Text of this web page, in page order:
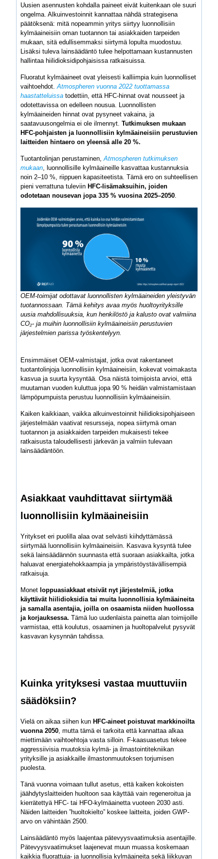
Uusien asennusten kohdalla paineet eivät kuitenkaan ole suuri
ongelma. Alkuinvestoinnit kannattaa nähdä strategisena
päätöksenä: mitä nopeammin yritys siirtyy luonnollisiin
kylmäaineisiin oman tuotannon tai asiakkaiden tarpeiden
mukaan, sitä edullisemmaksi siirtymä lopulta muodostuu.
Lisäksi tuleva lainsäädäntö tulee helpottamaan kustannusten
hallintaa hiilidioksidipohjaisissa ratkaisuissa.
Fluoratut kylmäaineet ovat yleisesti kalliimpia kuin luonnolliset
vaihtoehdot.Atmospheren vuonna 2022 tuottamassa
haastatteluissatodettiin, että HFC-hinnat ovat nousseet ja
odotettavissa on edelleen nousua. Luonnollisten
kylmäaineiden hinnat ovat pysyneet vakaina, ja
saatavuusongelmia ei ole ilmennyt. Tutkimuksen mukaan
HFC-pohjaisten ja luonnollisiin kylmäaineisiin perustuvien
laitteiden hintaero on yleensä alle 20 %.
Tuotantolinjan perustaminen,Atmospheren tutkimuksen
mukaan, luonnollisille kylmäaineille kasvattaa kustannuksia
noin 2–10 %, riippuen kapasiteetista. Tämä ero on suhteellisen
pieni verrattuna tuleviin HFC-lisämaksuihin, joiden
odotetaan nousevan jopa 335 % vuosina 2025–2050.
OEM-toimijat odottavat luonnollisten kylmäaineiden yleistyvän
tuotannossaan. Tämä kehitys avaa myös huoltoyrityksille
uusia mahdollisuuksia, kun henkilöstö ja kalusto ovat valmiina
CO₂- ja muihin luonnollisiin kylmäaineisiin perustuvien
järjestelmien parissa työskentelyyn.
Ensimmäiset OEM-valmistajat, jotka ovat rakentaneet
tuotantolinjoja luonnollisiin kylmäaineisiin, kokevat voimakasta
kasvua ja suurta kysyntää. Osa näistä toimijoista arvioi, että
muutaman vuoden kuluttua jopa 90 % heidän valmistamistaan
lämpöpumpuista perustuu luonnollisiin kylmäaineisiin.
Kaiken kaikkiaan, vaikka alkuinvestoinnit hiilidioksipohjaiseen
järjestelmään vaativat resursseja, nopea siirtymä oman
tuotannon ja asiakkaiden tarpeiden mukaisesti tekee
ratkaisusta taloudellisesti järkevän ja valmiin tulevaan
lainsäädäntöön.
Asiakkaat vauhdittavat siirtymää
luonnollisiin kylmäaineisiin
Yritykset eri puolilla alaa ovat selvästi kiihdyttämässä
siirtymää luonnollisiin kylmäaineisiin. Kasvava kysyntä tulee
sekä lainsäädännön suunnasta että suoraan asiakkailta, jotka
haluavat energiatehokkaampia ja ympäristöystävällisempiä
ratkaisuja.
Monet loppuasiakkaat etsivät nyt järjestelmiä, jotka
käyttävät hiilidioksidia tai muita luonnollisia kylmäaineita
ja samalla asentajia, joilla on osaamista niiden huollossa
ja korjauksessa. Tämä luo uudenlaista painetta alan toimijoille
varmistaa, että koulutus, osaaminen ja huoltopalvelut pysyvät
kasvavan kysynnän tahdissa.
Kuinka yrityksesi vastaa muuttuviin
säädöksiin?
Vielä on aikaa siihen kun HFC-aineet poistuvat markkinoilta
vuonna 2050, mutta tämä ei tarkoita että kannattaa alkaa
miettimään vaihtoehtoja vasta silloin. F-kaasuasetus tekee
aggressiivisia muutoksia kylmä- ja ilmastointitekniikan
yrityksille ja asiakkaille ilmastonmuutoksen torjumisen
puolesta.
Tänä vuonna voimaan tullut asetus, että kaiken kokoisten
jäähdytyslaitteiden huoltoon saa käyttää vain regeneroitua ja
kierrätettyä HFC- tai HFO-kylmäainetta vuoteen 2030 asti.
Näiden laitteiden ”huoltokielto” koskee laitteita, joiden GWP-
arvo on vähintään 2500.
Lainsäädäntö myös laajentaa pätevyysvaatimuksia asentajille.
Pätevyysvaatimukset laajenevat muun muassa koskemaan
kaikkia fluorattuja- ja luonnollisia kylmäaineita sekä liikkuvan